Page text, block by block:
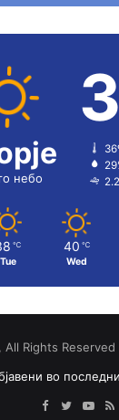
небо
℃
Tue
40 ℃
Wed
Rights
во
Facebook
Twitter